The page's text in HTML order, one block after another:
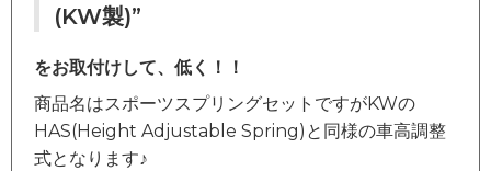
(KW製)”
をお取付けして、低く！！
商品名はスポーツスプリングセットですがKWの
HAS(Height Adjustable Spring)と同様の車高調整
式となります♪